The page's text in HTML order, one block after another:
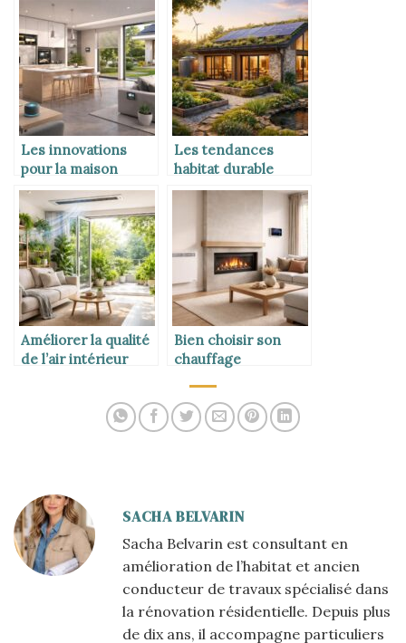
Les innovations
pour la maison
moderne
Les tendances
habitat durable
Améliorer la qualité
de l’air intérieur
Bien choisir son
chauffage
SACHA BELVARIN
Sacha Belvarin est consultant en
amélioration de l’habitat et ancien
conducteur de travaux spécialisé dans
la rénovation résidentielle. Depuis plus
de dix ans, il accompagne particuliers